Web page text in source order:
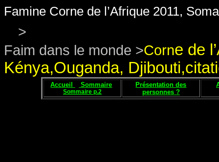
Famine Corne de l’Afrique 2011,
>
Faim dans le monde >Corne de
Kénya,Ouganda,
Accueil Sommaire
Sommaire p.2
Présentation des
personnes ?